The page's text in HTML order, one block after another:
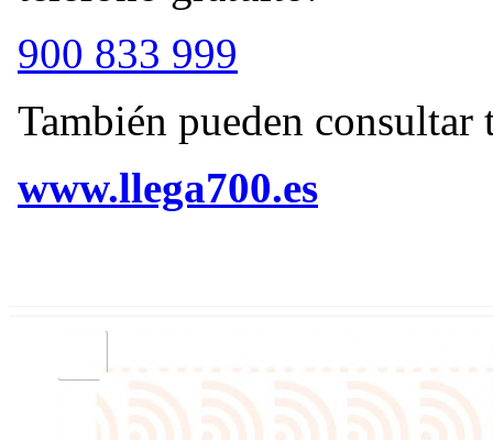
900 833 999
También pueden
www.llega700.es